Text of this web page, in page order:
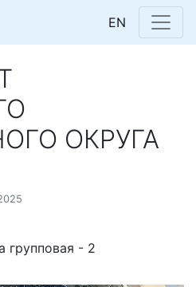
EN
ОКРУГА
групповая - 2